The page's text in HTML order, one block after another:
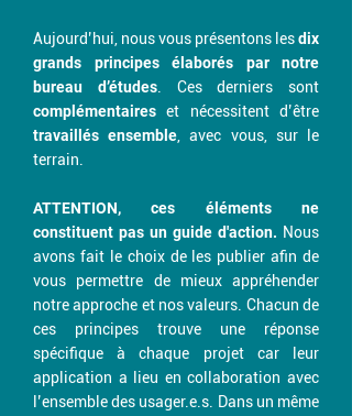
Aujourd’hui, nous vous présentons lesdix
grands principes élaborés par notre
bureau d’études. Ces derniers sont
complémentaires et nécessitent d’être
travaillés ensemble , avec vous, sur le
terrain.
ATTENTION, ces éléments ne
constituent pas un guide d'action. Nous
avons fait le choix de les publier afin de
vous permettre de mieux appréhender
notre approche et nos valeurs. Chacun de
ces principes trouve une réponse
spécifique à chaque projet car leur
application a lieu en collaboration avec
l’ensemble des usager.e.s. Dans un même